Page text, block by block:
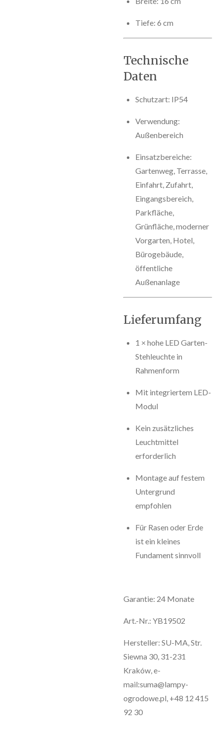
Tiefe: 6 cm
Technische
Daten
Schutzart: IP54
Verwendung:
Außenbereich
Einsatzbereiche:
Gartenweg, Terrasse,
Einfahrt, Zufahrt,
Eingangsbereich,
Parkfläche,
Grünfläche, moderner
Vorgarten, Hotel,
Bürogebäude,
öffentliche
Außenanlage
Lieferumfang
1 × hohe LED Garten-
Stehleuchte in
Rahmenform
Mit integriertem LED-
Modul
Kein zusätzliches
Leuchtmittel
erforderlich
Montage auf festem
Untergrund
empfohlen
Für Rasen oder Erde
ist ein kleines
Fundament sinnvoll
Garantie: 24 Monate
Art.-Nr.: YB19502
Hersteller: SU-MA, Str.
Siewna 30, 31-231
Kraków, e-
mail:suma@lampy-
ogrodowe.pl, +48 12 415
92 30